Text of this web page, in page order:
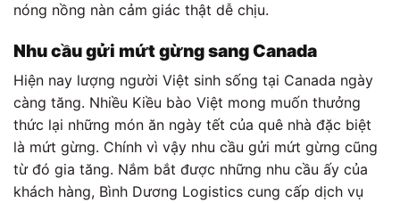
nóng nồng nàn cảm giác thật dễ chịu.
Nhu cầu gửi mứt gừng sang Canada
Hiện nay lượng người Việt sinh sống tại Canada ngày
càng tăng. Nhiều Kiều bào Việt mong muốn thưởng
thức lại những món ăn ngày tết của quê nhà đặc biệt
là mứt gừng. Chính vì vậy nhu cầu gửi mứt gừng cũng
từ đó gia tăng. Nắm bắt được những nhu cầu ấy của
khách hàng, Bình Dương Logistics cung cấp dịch vụ